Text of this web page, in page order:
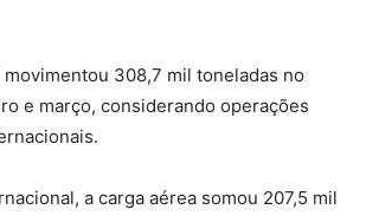
308,7 mil toneladas no
e março, considerando operações
a carga aérea somou 207,5 mil